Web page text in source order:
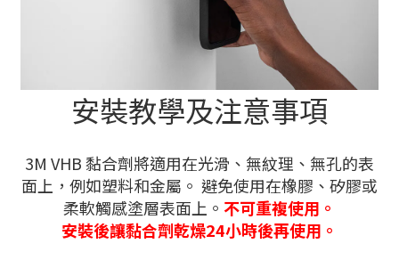
安裝教學及注意事項
3M VHB 黏合劑將適用在光滑、無紋理、無孔的表
面上，例如塑料和金屬。 避免使用在橡膠、矽膠或
柔軟觸感塗層表面上。 不可重複使用。
安裝後讓黏合劑乾燥24小時後再使用。